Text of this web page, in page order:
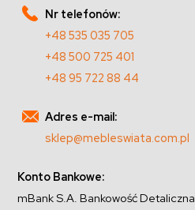
Nr telefonów:
+48 535 035 705
+48 500 725 401
+48 95 722 88 44
Adres e-mail:
sklep@mebleswiata.com.pl
Konto Bankowe:
mBank S.A. Bankowość Detaliczna